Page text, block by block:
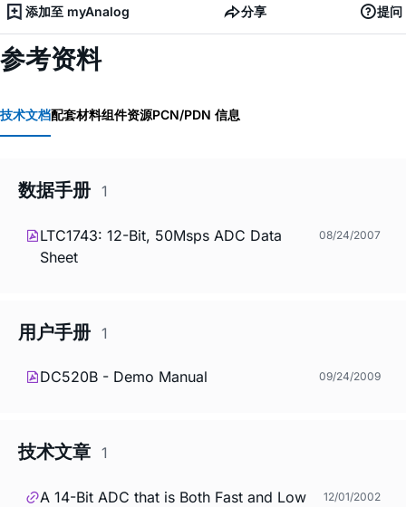
添加至 myAnalog 分享 提问
参考资料
技术文档配套材料组件资源PCN/PDN 信息
数据手册 1
LTC1743: 12-Bit, 50Msps ADC Data
Sheet
08/24/2007
用户手册 1
DC520B - Demo Manual 09/24/2009
技术文章 1
A 14-Bit ADC that is Both Fast and Low 12/01/2002